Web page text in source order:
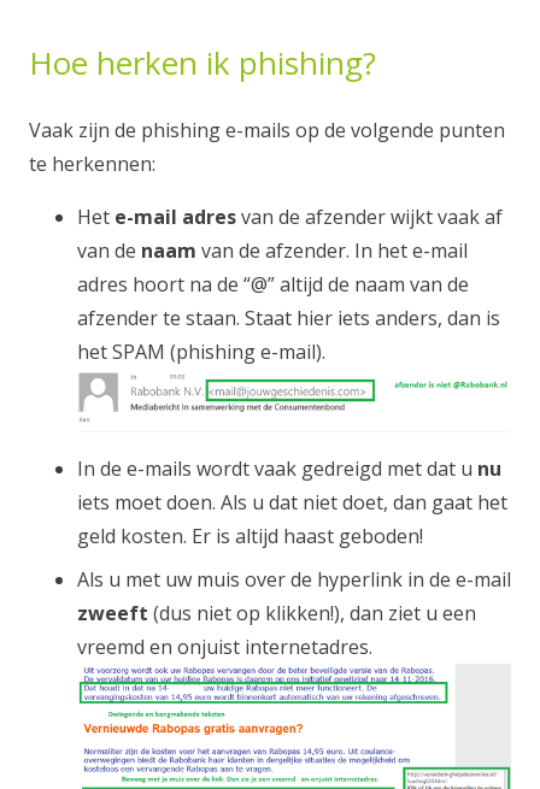
Hoe herken ik phishing?
Vaak zijn de phishing e-mails op de volgende punten
te herkennen:
Het e-mail adresvan de afzender wijkt vaak af
van de naam van de afzender. In het e-mail
adres hoort na de “@” altijd de naam van de
afzender te staan. Staat hier iets anders, dan is
het SPAM (phishing e-mail).
In de e-mails wordt vaak gedreigd met dat u nu
iets moet doen. Als u dat niet doet, dan gaat het
geld kosten. Er is altijd haast geboden!
Als u met uw muis over de hyperlink in de e-mail
zweeft (dus niet op klikken!), dan ziet u een
vreemd en onjuist internetadres.